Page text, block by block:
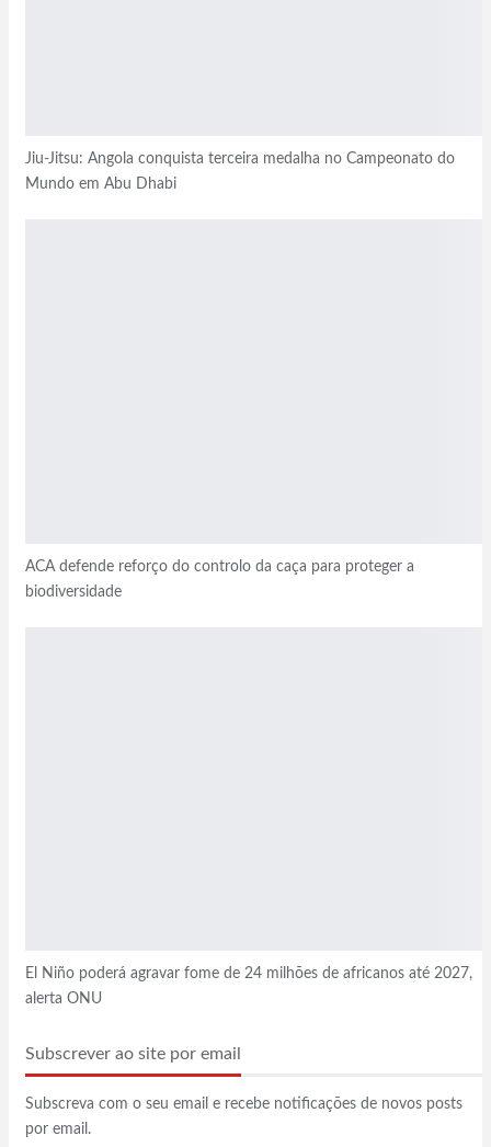
Jiu-Jitsu: Angola conquista terceira medalha no Campeonato do
Mundo em Abu Dhabi
ACA defende reforço do controlo da caça para proteger a
biodiversidade
El Niño poderá agravar fome de 24 milhões de africanos até 2027,
alerta ONU
Subscrever ao site por email
Subscreva com o seu email e recebe notificações de novos posts
por email.